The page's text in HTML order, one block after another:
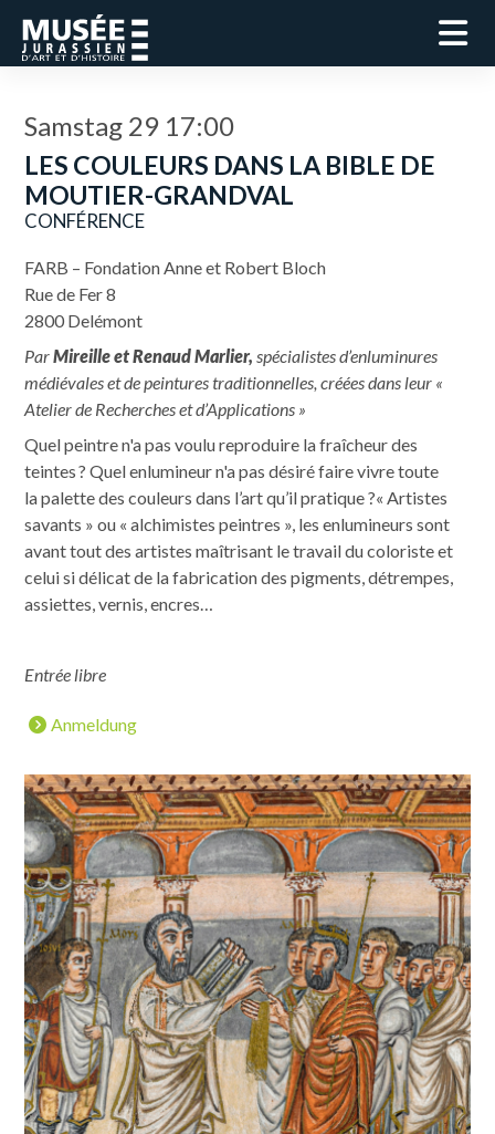
Samstag 29 17:00
LES COULEURS DANS LA BIBLE DE
MOUTIER-GRANDVAL
CONFÉRENCE
FARB – Fondation Anne et Robert Bloch
Rue de Fer 8
2800 Delémont
ParMireille et Renaud Marlier, spécialistes d’enluminures
médiévales et de peintures traditionnelles, créées dans leur «
Atelier de Recherches et d’Applications »
Quel peintre n'a pas voulu reproduire la fraîcheur des
teintes ? Quel enlumineur n'a pas désiré faire vivre toute
la palette des couleurs dans l’art qu’il pratique ?« Artistes
savants » ou « alchimistes peintres », les enlumineurs sont
avant tout des artistes maîtrisant le travail du coloriste et
celui si délicat de la fabrication des pigments, détrempes,
assiettes, vernis, encres…
Entrée libre
Anmeldung